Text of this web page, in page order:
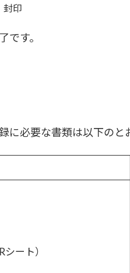
封印
です。
に必要な書類は以下のと
ート）